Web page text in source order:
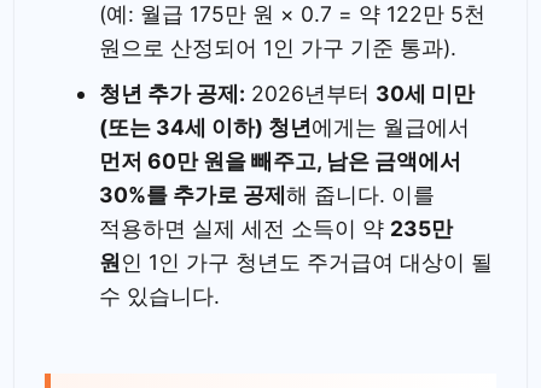
(예: 월급 175만 원 × 0.7 = 약 122만 5천
원으로 산정되어 1인 가구 기준 통과).
청년 추가 공제: 2026년부터 30세 미만
(또는 34세 이하) 청년에게는 월급에서
먼저 60만 원을 빼주고, 남은 금액에서
30%를 추가로 공제 해 줍니다. 이를
적용하면 실제 세전 소득이 약 235만
원인 1인 가구 청년도 주거급여 대상이 될
수 있습니다.